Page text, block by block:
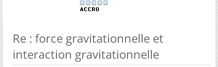
Re : force gravitationnelle et
interaction gravitationnelle